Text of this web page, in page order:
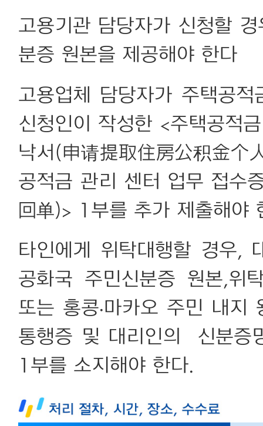
고용기관 담당자가 신청할
분증 원본을 제공해야 한다
고용업체 담당자가 주택공
신청인이 작성한 <주택공적
낙서(申请提取住房公积金个
공적금 관리 센터 업무 접수
回单)> 1부를 추가 제출해야
타인에게 위탁대행할 경우,
공화국 주민신분증 원본,위
또는 홍콩·마카오 주민 내
통행증 및 대리인의 신분증
1부를 소지해야 한다.